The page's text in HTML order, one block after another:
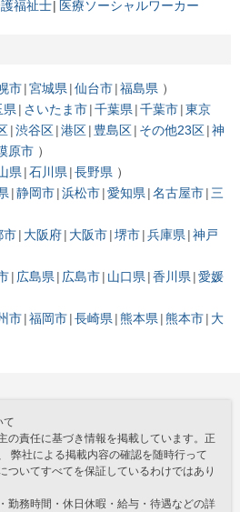
福祉士 医療ソーシャルワーカー
市 宮城県 仙台市 福島県
県 さいたま市 千葉県 千葉市 東京
渋谷区 港区 豊島区 その他23区 神
原市
県 石川県 長野県
静岡市 浜松市 愛知県 名古屋市 三
市 大阪府 大阪市 堺市 兵庫県 神戸
広島県 広島市 山口県 香川県 愛媛
市 福岡市 長崎県 熊本県 熊本市 大
て
の責任に基づき情報を掲載しています。正
弊社による掲載内容の確認を随時行って
ついてすべてを保証しているわけではあり
勤務時間・休日休暇・給与・待遇などの詳